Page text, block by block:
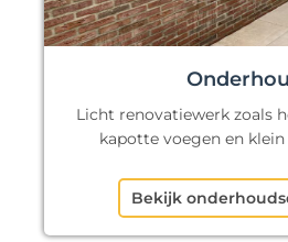
Licht renovatiewerk zoals
kapotte voegen en
Bekijk